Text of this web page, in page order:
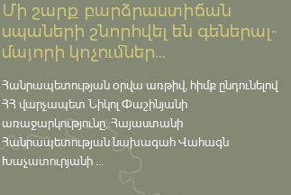
Մի շարք բարձրաստիճան
սպաների շնորհվել են գեներալ-
մայորի կոչումներ...
Հանրապետության օրվա առթիվ, հիմք ընդունելով
ՀՀ վարչապետ Նիկոլ Փաշինյանի
առաջարկությունը, Հայաստանի
Հանրապետության նախագահ Վահագն
Խաչատուրյանի ...